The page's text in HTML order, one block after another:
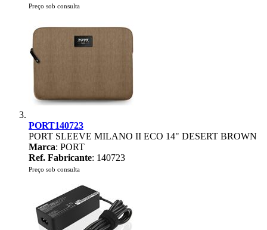
Preço sob consulta
PORT140723
PORT SLEEVE MILANO II ECO 14" DESERT BROWN
Marca: PORT
Ref. Fabricante: 140723
Preço sob consulta